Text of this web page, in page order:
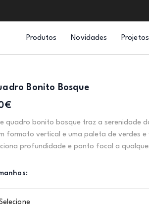
Produtos Novidades Projetos
Bonito Bosque
quadro bonito bosque traz a serenidade
formato vertical e uma paleta de verdes e
profundidade e ponto focal a